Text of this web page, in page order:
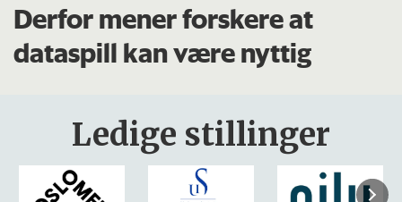
Derfor mener forskere at
dataspill kan være nyttig
Ledige stillinger